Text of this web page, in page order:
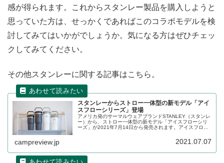
感が得られます。これからスタンレー製品を購入しようと
思っていた方は、せっかくであればこのコラボモデルを検
討してみてはいかがでしょうか。気になる方はぜひチェッ
クしてみてください。
その他スタンレーに関する記事はこちら。
スタンレーからストロー一体型の新モデル「アイ
スフローシリーズ」登場
アメリカ発のサーマルウェアブランドSTANLEY（スタンレ
ー）から、ストロー一体型の新モデル「アイスフローシリ
ーズ」が2021年7月14日から発売されます。アイスフロー
campreview.jp 2021.07.07